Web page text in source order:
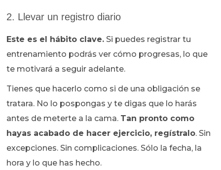
2. Llevar un registro diario
Este es el hábito clave. Si puedes registrar tu
entrenamiento podrás ver cómo progresas, lo que
te motivará a seguir adelante.
Tienes que hacerlo como si de una obligación se
tratara. No lo pospongas y te digas que lo harás
antes de meterte a la cama. Tan pronto como
hayas acabado de hacer ejercicio, regístralo. Sin
excepciones. Sin complicaciones. Sólo la fecha, la
hora y lo que has hecho.